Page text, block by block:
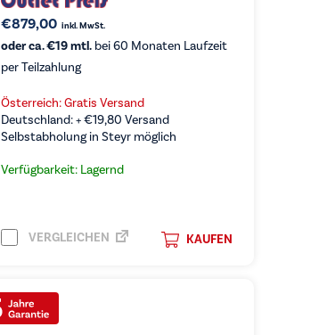
€879,00 inkl. MwSt.
oder ca. €19 mtl.bei 60 Monaten Laufzeit
per Teilzahlung
Österreich: Gratis Versand
Deutschland: +€19,80 Versand
Selbstabholung in Steyr möglich
Verfügbarkeit: Lagernd
KAUFEN
VERGLEICHEN